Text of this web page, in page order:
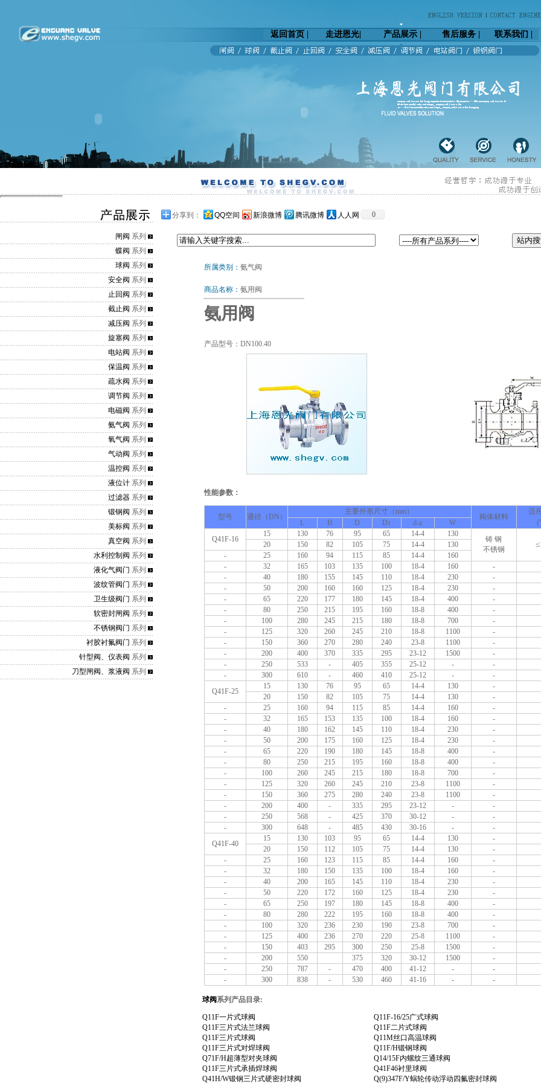
返回首页 走进恩光| 产品展示 | 售后服务 | 联系我们 |
闸阀 系列
蝶阀 系列
球阀 系列
安全阀 系列
止回阀 系列
截止阀 系列
减压阀 系列
旋塞阀 系列
电站阀 系列
保温阀 系列
疏水阀 系列
调节阀 系列
电磁阀 系列
氨气阀 系列
氧气阀 系列
气动阀 系列
温控阀 系列
液位计 系列
过滤器 系列
锻钢阀 系列
美标阀 系列
真空阀 系列
水利控制阀 系列
液化气阀门 系列
波纹管阀门 系列
卫生级阀门 系列
软密封闸阀 系列
不锈钢阀门 系列
衬胶衬氟阀门 系列
针型阀、仪表阀 系列
刀型闸阀、浆液阀 系列
分享到： QQ空间 新浪微博 腾讯微博 人人网 0
所属类别： 氨气阀
商品名称： 氨用阀
氨用阀
产品型号：DN100.40
性能参数：
型号 通径（DN）
主要外形尺寸（mm）
阀体材料
适
L H D D1 d-z
W
Q41F-16
15 130 76 95 65 14-4 130
铸 钢
不锈钢
≤
20 150 82 105 75 14-4
130
-
25 160 94 115 85 14-4
160
-
32 165 103 135 100 18-4 160 -
-
40 180 155 145 110 18-4 230 -
-
50 200 160 160 125 18-4 230 -
-
65 220 177 180 145 18-4 400 -
-
80 250 215 195 160 18-8 400 -
-
100 280 245 215 180 18-8 700 -
-
125 320 260 245 210 18-8 1100 -
-
150 360 270 280 240 23-8 1100 -
-
200 400 370 335 295 23-12 1500 -
-
250 533 - 405 355 25-12 - -
-
300 610 - 460 410 25-12 - -
Q41F-25
15 130 76 95 65 14-4 130 -
20
150 82 105 75 14-4 130 -
-
25 160 94 115 85 14-4 160 -
-
32 165 153 135 100 18-4 160 -
-
40 180 162 145 110 18-4 230 -
-
50 200 175 160 125 18-4 230 -
-
65 220 190 180 145 18-8 400 -
-
80 250 215 195 160 18-8 400 -
-
100 260 245 215 180 18-8 700 -
-
125 320 260 245 210 23-8 1100 -
-
150 360 275 280 240 23-8 1100 -
-
200 400 - 335 295 23-12 - -
-
250 568 - 425 370 30-12 - -
-
300 648 - 485 430 30-16 - -
Q41F-40
15 130 103 95 65 14-4 130 -
20
150 112 105 75 14-4 130 -
-
25 160 123 115 85 14-4 160 -
-
32 180 150 135 100 18-4 160 -
-
40 200 165 145 110 18-4 230 -
-
50 220 172 160 125 18-4 230 -
-
65 250 197 180 145 18-8 400 -
-
80 280 222 195 160 18-8 400 -
-
100 320 236 230 190 23-8 700 -
-
125 400 236 270 220 25-8 1100 -
-
150 403 295 300 250 25-8 1500 -
-
200 550 375 320 30-12 1500 -
-
250 787 - 470 400 41-12 - -
-
300 838 - 530 460 41-16 - -
球阀系列产品目录:
Q11F一片式球阀
Q11F-16/25广式球阀
Q11F三片式法兰球阀
Q11F二片式球阀
Q11F三片式球阀
Q11M丝口高温球阀
Q11F三片式对焊球阀
Q11F/H锻钢球阀
Q71F/H超薄型对夹球阀
Q14/15F内螺纹三通球阀
Q11F三片式承插焊球阀
Q41F46衬里球阀
Q41H/W锻钢三片式硬密封球阀
Q(9)347F/Y蜗轮传动浮动四氟密封球阀